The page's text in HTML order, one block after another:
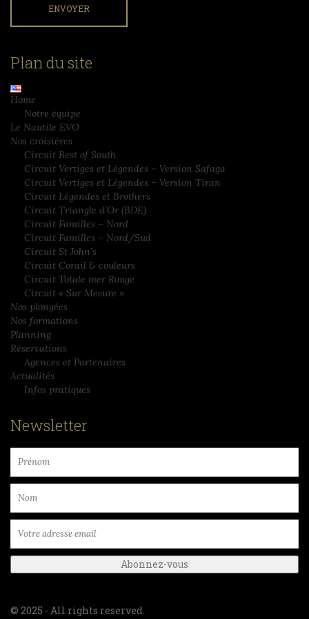
Plan du site
Home
Notre équipe
Le Nautile EVO
Nos croisières
Circuit Best of South
Circuit Vertiges et Légendes – Version Safaga
Circuit Vertiges et Légendes – Version Tiran
Circuit Légendes et Brothers
Circuit Triangle d’Or (BDE)
Circuit Familles – Nord
Circuit Familles – Nord/Sud
Circuit St John’s
Circuit Corail & couleurs
Circuit Totale mer Rouge
Circuit « Sur Mesure »
Nos plongées
Nos formations
Planning
Réservations
Agences et Partenaires
Actualités
Infos pratiques
Newsletter
© 2025 - All rights reserved.